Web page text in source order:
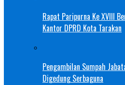
Rapat Paripurna Ke XVIII
Kantor DPRD Kota Tarakan
Pengambilan Sumpah
Digedung Serbaguna